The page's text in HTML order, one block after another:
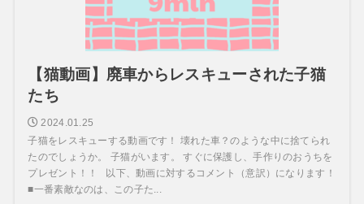
【猫動画】廃車からレスキューされた子猫
たち
2024.01.25
子猫をレスキューする動画です！ 壊れた車？のような中に捨てられ
たのでしょうか。 子猫がいます。 すぐに保護し、手作りのおうちを
プレゼント！！ 以下、動画に対するコメント（意訳）になります！
■一番素敵なのは、この子た...